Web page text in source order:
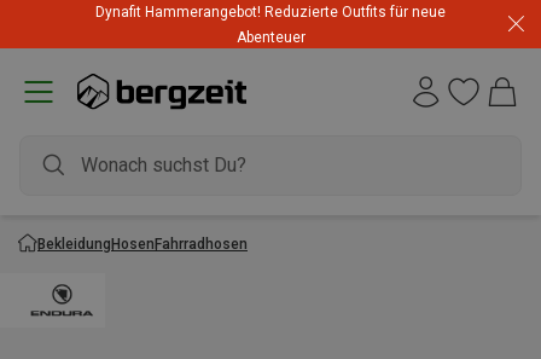
Dynafit Hammerangebot! Reduzierte Outfits für neue
Abenteuer
BekleidungHosenFahrradhosen